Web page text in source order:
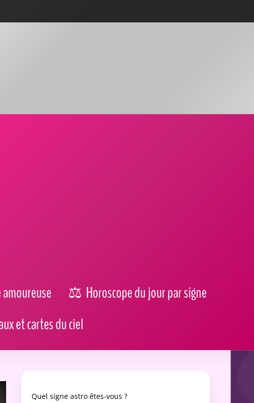
Horoscope du jour par signe
et cartes du ciel
Quel signe astro êtes-vous ?